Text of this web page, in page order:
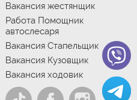
Вакансия жестянщик
Работа Помощник
автослесаря
Вакансия Стапельщик
Вакансия Кузовщик
Вакансия ходовик